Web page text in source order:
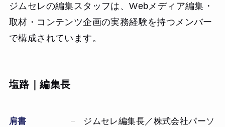
ジムセレの編集スタッフは、Webメディア編集・
取材・コンテンツ企画の実務経験を持つメンバー
で構成されています。
塩路｜編集長
肩書
ジムセレ編集長／株式会社パーソ